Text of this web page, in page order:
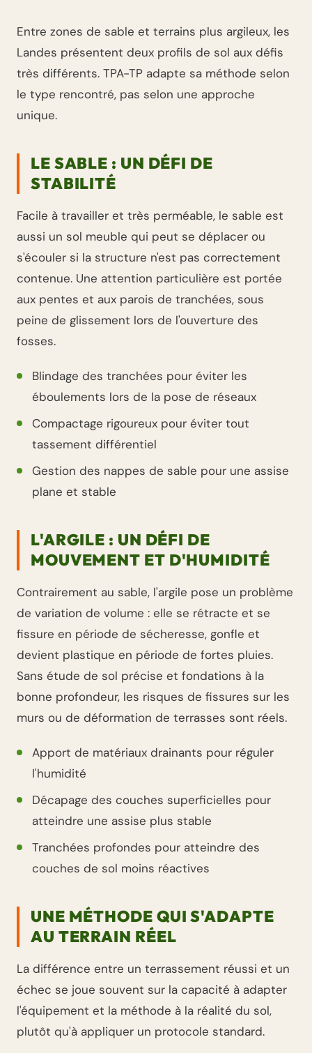
Entre zones de sable et terrains plus argileux, les
Landes présentent deux profils de sol aux défis
très différents. TPA-TP adapte sa méthode selon
le type rencontré, pas selon une approche
unique.
LE SABLE : UN DÉFI DE
STABILITÉ
Facile à travailler et très perméable, le sable est
aussi un sol meuble qui peut se déplacer ou
s'écouler si la structure n'est pas correctement
contenue. Une attention particulière est portée
aux pentes et aux parois de tranchées, sous
peine de glissement lors de l'ouverture des
fosses.
Blindage des tranchées pour éviter les
éboulements lors de la pose de réseaux
Compactage rigoureux pour éviter tout
tassement différentiel
Gestion des nappes de sable pour une assise
plane et stable
L'ARGILE : UN DÉFI DE
MOUVEMENT ET D'HUMIDITÉ
Contrairement au sable, l'argile pose un problème
de variation de volume : elle se rétracte et se
fissure en période de sécheresse, gonfle et
devient plastique en période de fortes pluies.
Sans étude de sol précise et fondations à la
bonne profondeur, les risques de fissures sur les
murs ou de déformation de terrasses sont réels.
Apport de matériaux drainants pour réguler
l'humidité
Décapage des couches superficielles pour
atteindre une assise plus stable
Tranchées profondes pour atteindre des
couches de sol moins réactives
UNE MÉTHODE QUI S'ADAPTE
AU TERRAIN RÉEL
La différence entre un terrassement réussi et un
échec se joue souvent sur la capacité à adapter
l'équipement et la méthode à la réalité du sol,
plutôt qu'à appliquer un protocole standard.